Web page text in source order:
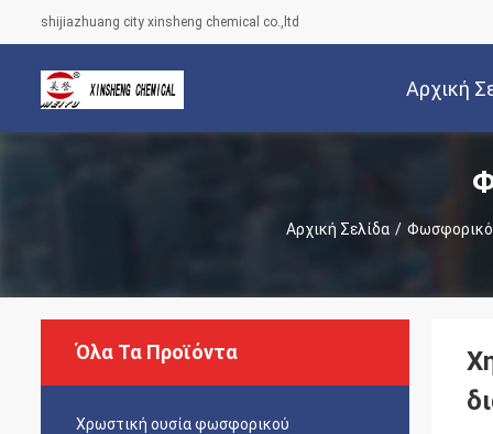
shijiazhuang city xinsheng chemical co.,ltd
Αρχική
Αρχική Σελίδα /
Όλα Τα Προϊόντα
Χρωστική ουσία φωσφορικού